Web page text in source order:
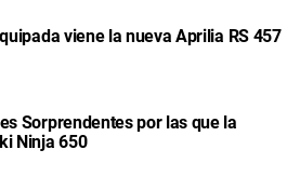
viene la nueva Aprilia RS 457
Sorprendentes por las que la
Ninja 650